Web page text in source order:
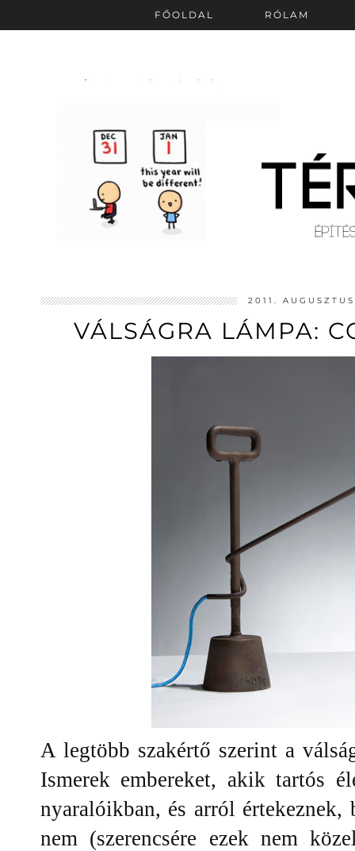
FŐOLDAL RÓLAM
2011.
VÁLSÁGRA LÁMPA:
A legtöbb szakértő szerint a
Ismerek embereket, akik tartós
nyaralóikban, és arról
nem (szerencsére ezek nem